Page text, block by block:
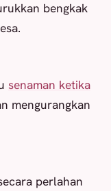
bengkak
senaman ketika
mengurangkan
perlahan